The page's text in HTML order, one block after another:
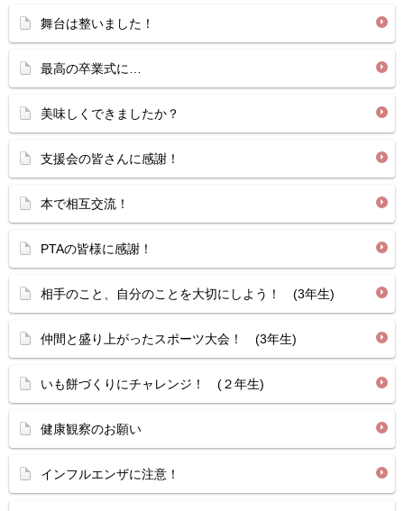
舞台は整いました！
最高の卒業式に…
美味しくできましたか？
支援会の皆さんに感謝！
本で相互交流！
PTAの皆様に感謝！
相手のこと、自分のことを大切にしよう！ (3年生)
仲間と盛り上がったスポーツ大会！ (3年生)
いも餅づくりにチャレンジ！ (２年生)
健康観察のお願い
インフルエンザに注意！